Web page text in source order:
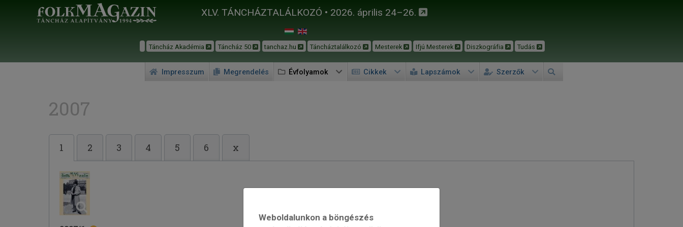
XLV. TÁNCHÁZTALÁLKOZÓ • 2026. április 24–26.
Táncház Akadémia Táncház 50 tanchaz.hu Táncháztalálkozó Mesterek Ifjú Mesterek Diszkográfia Tudás
Impresszum Megrendelés Évfolyamok Cikkek Lapszámok Szerzők
2007
1 2 3 4 5 6 x
Weboldalunkon a böngészés